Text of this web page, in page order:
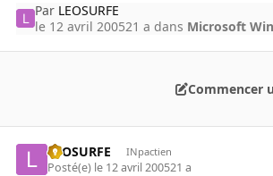
Par LEOSURFE
le 12 avril 200521 a dans Microsoft
Commencer
LEOSURFE INpactien
Posté(e) le 12 avril 200521 a